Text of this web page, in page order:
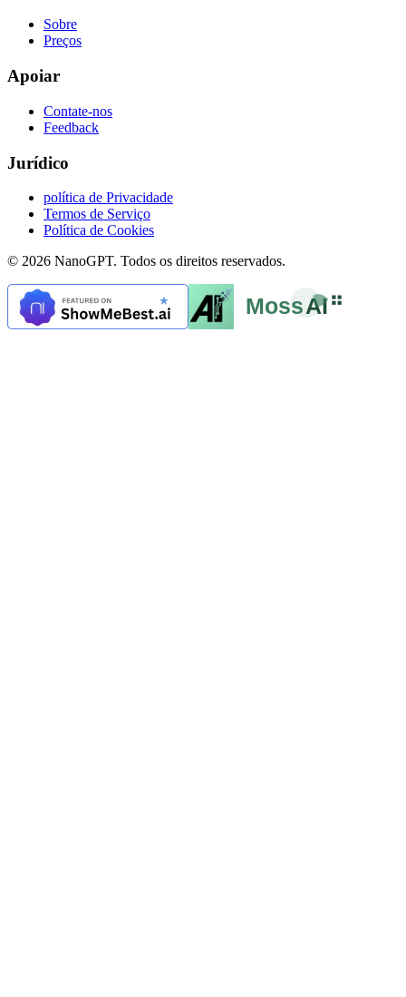
Sobre
Preços
Apoiar
Contate-nos
Feedback
Jurídico
política de Privacidade
Termos de Serviço
Política de Cookies
© 2026 NanoGPT. Todos os direitos reservados.